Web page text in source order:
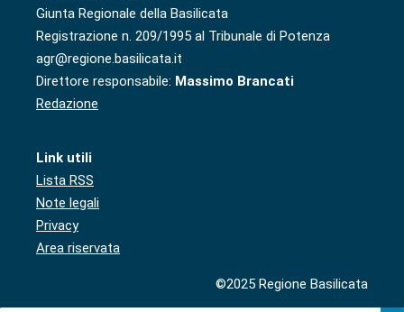
Giunta Regionale della Basilicata
Registrazione n. 209/1995 al Tribunale di Potenza
agr@regione.basilicata.it
Direttore responsabile: Massimo Brancati
Redazione
Link utili
Lista RSS
Note legali
Privacy
Area riservata
©2025 Regione Basilicata